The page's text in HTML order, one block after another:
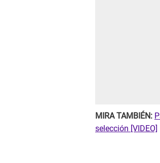
MIRA TAMBIÉN:
selección [VIDEO]